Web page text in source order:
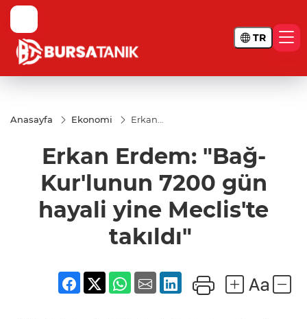
TR
Anasayfa Ekonomi
Erkan
Kur'lunun
7200 gün
yine
takıldı"
Erkan Erdem: "Bağ-
Kur'lunun 7200 gün
hayali yine Meclis'te
takıldı"